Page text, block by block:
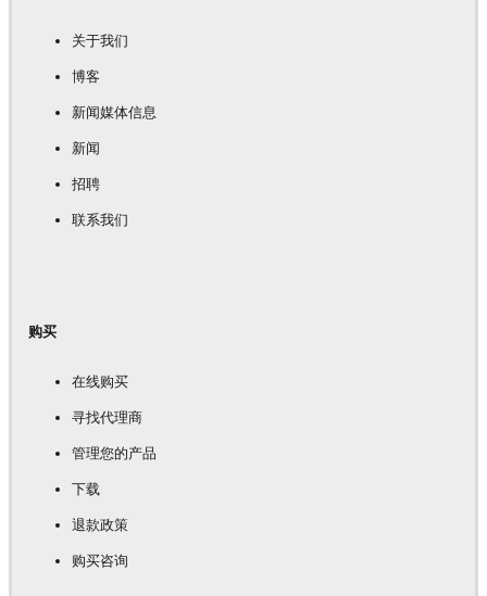
关于我们
博客
新闻媒体信息
新闻
招聘
联系我们
购买
在线购买
寻找代理商
管理您的产品
下载
退款政策
购买咨询